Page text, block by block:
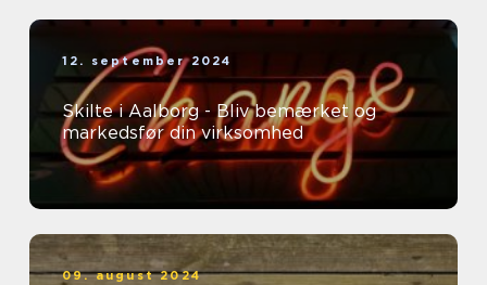
12. september 2024
Skilte i Aalborg - Bliv bemærket og
markedsfør din virksomhed
09. august 2024